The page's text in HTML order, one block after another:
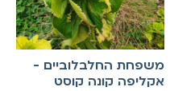
משפחת החלבלוביים -
אקליפה קונה קוסט